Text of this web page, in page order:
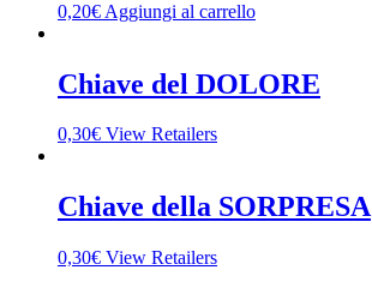
0,20€ Aggiungi al carrello
Chiave del DOLORE
0,30€ View Retailers
Chiave della SORPRESA
0,30€ View Retailers